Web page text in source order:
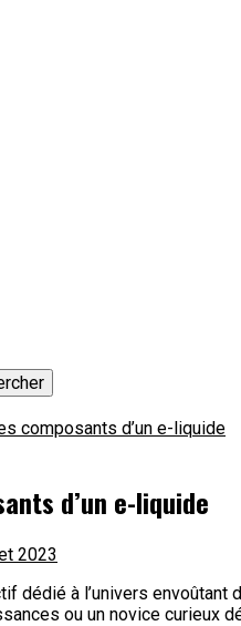
composants d’un e-liquide
d’un e-liquide
2023
dédié à l’univers
ou un novice curieux